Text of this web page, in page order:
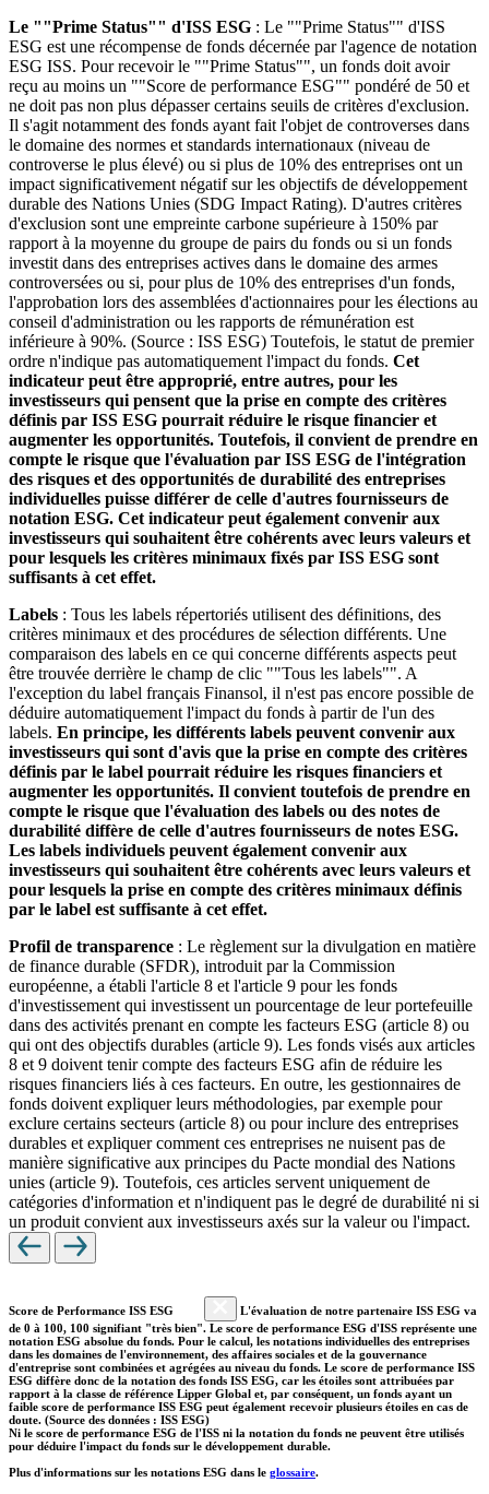
Le ""Prime Status"" d'ISS ESG : Le ""Prime Status"" d'ISS
ESG est une récompense de fonds décernée par l'agence de notation
ESG ISS. Pour recevoir le ""Prime Status"", un fonds doit avoir
reçu au moins un ""Score de performance ESG"" pondéré de 50 et
ne doit pas non plus dépasser certains seuils de critères d'exclusion.
Il s'agit notamment des fonds ayant fait l'objet de controverses dans
le domaine des normes et standards internationaux (niveau de
controverse le plus élevé) ou si plus de 10% des entreprises ont un
impact significativement négatif sur les objectifs de développement
durable des Nations Unies (SDG Impact Rating). D'autres critères
d'exclusion sont une empreinte carbone supérieure à 150% par
rapport à la moyenne du groupe de pairs du fonds ou si un fonds
investit dans des entreprises actives dans le domaine des armes
controversées ou si, pour plus de 10% des entreprises d'un fonds,
l'approbation lors des assemblées d'actionnaires pour les élections au
conseil d'administration ou les rapports de rémunération est
inférieure à 90%. (Source : ISS ESG) Toutefois, le statut de premier
ordre n'indique pas automatiquement l'impact du fonds. Cet
indicateur peut être approprié, entre autres, pour les
investisseurs qui pensent que la prise en compte des critères
définis par ISS ESG pourrait réduire le risque financier et
augmenter les opportunités. Toutefois, il convient de prendre en
compte le risque que l'évaluation par ISS ESG de l'intégration
des risques et des opportunités de durabilité des entreprises
individuelles puisse différer de celle d'autres fournisseurs de
notation ESG. Cet indicateur peut également convenir aux
investisseurs qui souhaitent être cohérents avec leurs valeurs et
pour lesquels les critères minimaux fixés par ISS ESG sont
suffisants à cet effet.
Labels : Tous les labels répertoriés utilisent des définitions, des
critères minimaux et des procédures de sélection différents. Une
comparaison des labels en ce qui concerne différents aspects peut
être trouvée derrière le champ de clic ""Tous les labels"". A
l'exception du label français Finansol, il n'est pas encore possible de
déduire automatiquement l'impact du fonds à partir de l'un des
labels. En principe, les différents labels peuvent convenir aux
investisseurs qui sont d'avis que la prise en compte des critères
définis par le label pourrait réduire les risques financiers et
augmenter les opportunités. Il convient toutefois de prendre en
compte le risque que l'évaluation des labels ou des notes de
durabilité diffère de celle d'autres fournisseurs de notes ESG.
Les labels individuels peuvent également convenir aux
investisseurs qui souhaitent être cohérents avec leurs valeurs et
pour lesquels la prise en compte des critères minimaux définis
par le label est suffisante à cet effet.
Profil de transparence : Le règlement sur la divulgation en matière
de finance durable (SFDR), introduit par la Commission
européenne, a établi l'article 8 et l'article 9 pour les fonds
d'investissement qui investissent un pourcentage de leur portefeuille
dans des activités prenant en compte les facteurs ESG (article 8) ou
qui ont des objectifs durables (article 9). Les fonds visés aux articles
8 et 9 doivent tenir compte des facteurs ESG afin de réduire les
risques financiers liés à ces facteurs. En outre, les gestionnaires de
fonds doivent expliquer leurs méthodologies, par exemple pour
exclure certains secteurs (article 8) ou pour inclure des entreprises
durables et expliquer comment ces entreprises ne nuisent pas de
manière significative aux principes du Pacte mondial des Nations
unies (article 9). Toutefois, ces articles servent uniquement de
catégories d'information et n'indiquent pas le degré de durabilité ni si
un produit convient aux investisseurs axés sur la valeur ou l'impact.
Score de Performance ISS ESG
L'évaluation de notre partenaire ISS ESG va
de 0 à 100, 100 signifiant "très bien". Le score de performance ESG d'ISS représente une
notation ESG absolue du fonds. Pour le calcul, les notations individuelles des entreprises
dans les domaines de l'environnement, des affaires sociales et de la gouvernance
d'entreprise sont combinées et agrégées au niveau du fonds. Le score de performance ISS
ESG diffère donc de la notation des fonds ISS ESG, car les étoiles sont attribuées par
rapport à la classe de référence Lipper Global et, par conséquent, un fonds ayant un
faible score de performance ISS ESG peut également recevoir plusieurs étoiles en cas de
doute. (Source des données : ISS ESG)
Ni le score de performance ESG de l'ISS ni la notation du fonds ne peuvent être utilisés
pour déduire l'impact du fonds sur le développement durable.
Plus d'informations sur les notations ESG dans le glossaire.